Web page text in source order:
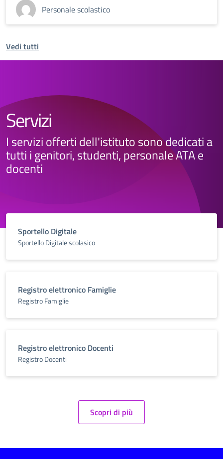
Personale scolastico
Vedi tutti
Servizi
I servizi offerti dell'istituto sono dedicati a
tutti i genitori, studenti, personale ATA e
docenti
Sportello Digitale
Sportello Digitale scolasico
Registro elettronico Famiglie
Registro Famiglie
Registro elettronico Docenti
Registro Docenti
Scopri di più